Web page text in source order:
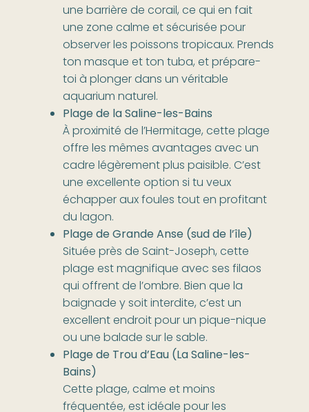
une barrière de corail, ce qui en fait
une zone calme et sécurisée pour
observer les poissons tropicaux. Prends
ton masque et ton tuba, et prépare-
toi à plonger dans un véritable
aquarium naturel.
Plage de la Saline-les-Bains
À proximité de l’Hermitage, cette plage
offre les mêmes avantages avec un
cadre légèrement plus paisible. C’est
une excellente option si tu veux
échapper aux foules tout en profitant
du lagon.
Plage de Grande Anse (sud de l’île)
Située près de Saint-Joseph, cette
plage est magnifique avec ses filaos
qui offrent de l’ombre. Bien que la
baignade y soit interdite, c’est un
excellent endroit pour un pique-nique
ou une balade sur le sable.
Plage de Trou d’Eau (La Saline-les-
Bains)
Cette plage, calme et moins
fréquentée, est idéale pour les